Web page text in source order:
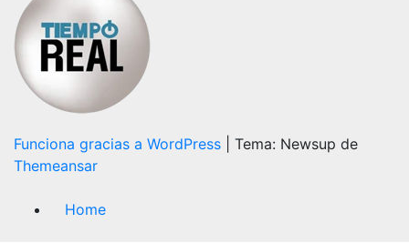
Funciona gracias a WordPress
Tema: Newsup de
Themeansar
Home